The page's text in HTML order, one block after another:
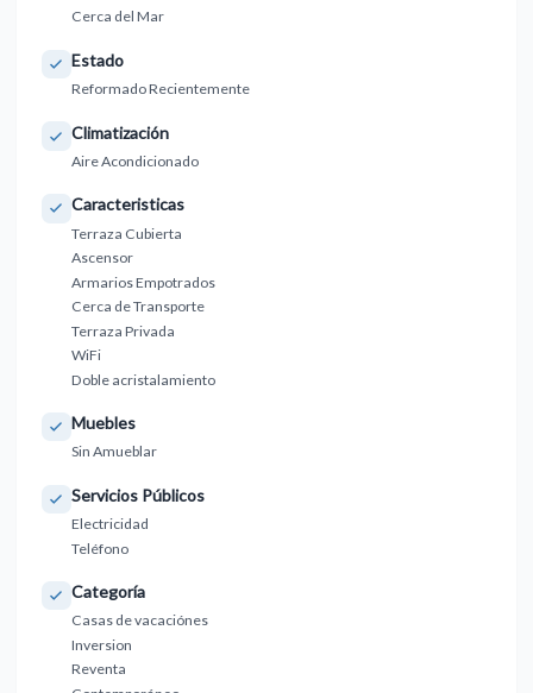
Cerca del Mar
Estado
Reformado Recientemente
Climatización
Aire Acondicionado
Caracteristicas
Terraza Cubierta
Ascensor
Armarios Empotrados
Cerca de Transporte
Terraza Privada
WiFi
Doble acristalamiento
Muebles
Sin Amueblar
Servicios Públicos
Electricidad
Teléfono
Categoría
Casas de vacaciónes
Inversion
Reventa